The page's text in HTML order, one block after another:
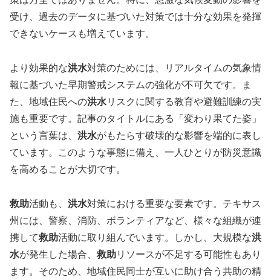
受け、過去のデータに基づいた対策では十分な効果を発揮
できないケースも増えています。
より効果的な洪水対策のためには、リアルタイムの気象情
報に基づいた早期警戒システムの強化が不可欠です。ま
た、地域住民への洪水リスクに関する教育や避難訓練の実
施も重要です。記事のタイトルにある「変わり果てた姿」
という言葉は、 洪水がもたらす破壊的な影響を端的に表し
ています。このような事態に備え、一人ひとりが防災意識
を高めることが大切です。
救助活動も、 洪水対策における重要な要素です。テキサス
州には、警察、消防、ボランティアなど、様々な組織が連
携して救助活動に取り組んでいます。しかし、大規模な洪
水が発生した場合、救助リソースが不足する可能性もあり
ます。そのため、地域住民同士が互いに助け合う共助の精